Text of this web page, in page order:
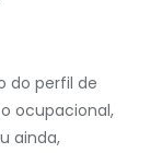
do perfil de
ocupacional,
ainda,